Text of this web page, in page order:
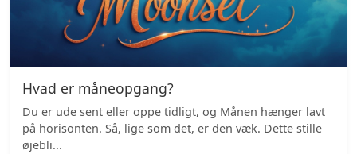
Hvad er måneopgang?
Du er ude sent eller oppe tidligt, og Månen hænger lavt
på horisonten. Så, lige som det, er den væk. Dette stille
øjebli...